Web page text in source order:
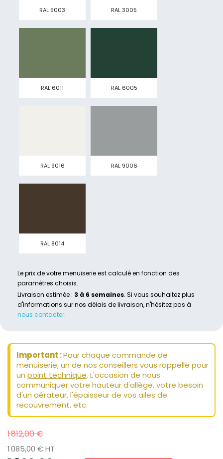
RAL 5003 RAL 3005
RAL 6011 RAL 6005
RAL 9016 RAL 9006
RAL 8014
Le prix de votre menuiserie est calculé en fonction des
paramètres choisis.
Livraison estimée : 3 à 6 semaines. Si vous souhaitez plus
d'informations sur nos délais de livraison, n'hésitez pas à
nous contacter.
Important :Pour chaque commande de
menuiserie, un de nos conseillers vous rappelle pour
un point technique. L'occasion de nous
communiquer votre hauteur d'allège, votre besoin
d'un aérateur, l'épaisseur de vos ailes de
recouvrement, etc.
1 812,00 €
1 085,00 € HT